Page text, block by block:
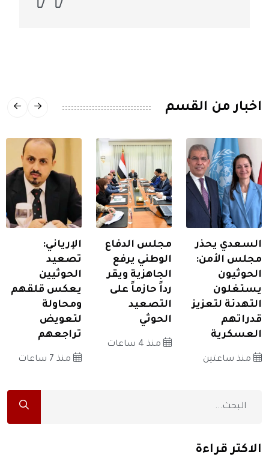
اخبار من القسم
السعدي يحذر
مجلس الأمن:
الحوثيون
يستغلون
التهدئة لتعزيز
قدراتهم
العسكرية
منذ ساعتين
مجلس الدفاع
الوطني يرفع
الجاهزية ويقر
رداً حازماً على
التصعيد
الحوثي
منذ 4 ساعات
الإرياني:
تصعيد
الحوثيين
يعكس قلقهم
ومحاولة
لتعويض
تراجعهم
منذ 7 ساعات
الاكثر قراءة